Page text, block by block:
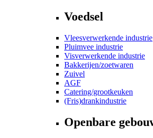
Voedsel
Vleesverwerkende industrie
Pluimvee industrie
Visverwerkende industrie
Bakkerijen/zoetwaren
Zuivel
AGF
Catering/grootkeuken
(Fris)drankindustrie
Openbare